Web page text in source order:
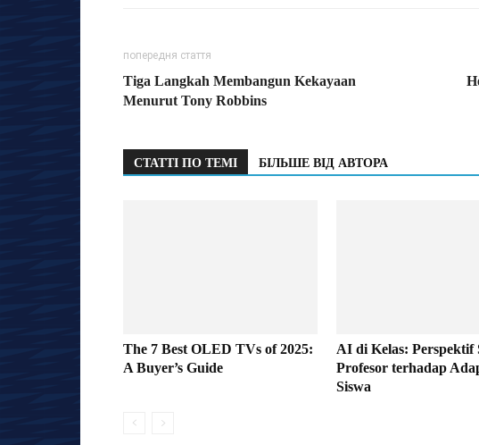
попередня стаття
Tiga Langkah Membangun Kekayaan
Menurut Tony Robbins
СТАТТІ ПО ТЕМІ БІЛЬШЕ ВІД АВТОРА
The 7 Best OLED TVs of 2025:
A Buyer’s Guide
AI di Kelas: Perspektif
Profesor terhadap
Siswa